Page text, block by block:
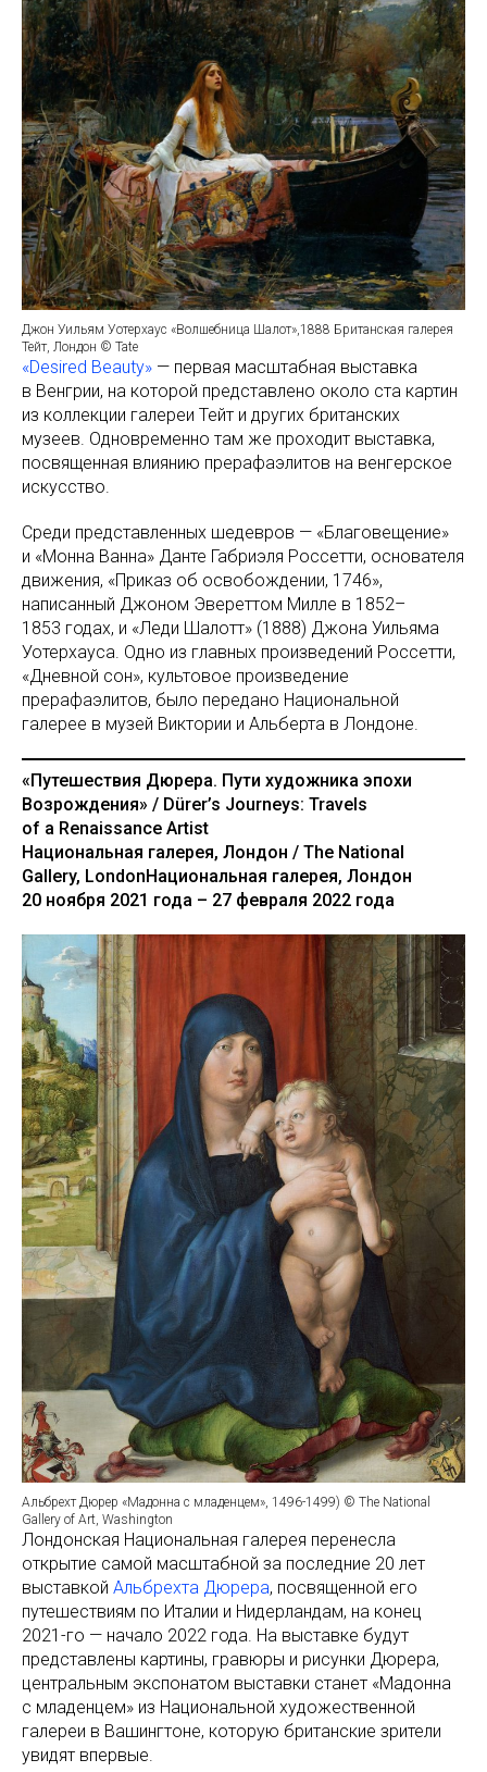
Джон Уильям Уотерхаус «Волшебница Шалот»,1888 Британская галерея
Тейт, Лондон © Tate
«Desired Beauty» — первая масштабная выставка
в Венгрии, на которой представлено около ста картин
из коллекции галереи Тейт и других британских
музеев. Одновременно там же проходит выставка,
посвященная влиянию прерафаэлитов на венгерское
искусство.
Среди представленных шедевров — «Благовещение»
и «Монна Ванна» Данте Габриэля Россетти, основателя
движения, «Приказ об освобождении, 1746»,
написанный Джоном Эвереттом Милле в 1852–
1853 годах, и «Леди Шалотт» (1888) Джона Уильяма
Уотерхауса. Одно из главных произведений Россетти,
«Дневной сон», культовое произведение
прерафаэлитов, было передано Национальной
галерее в музей Виктории и Альберта в Лондоне.
«Путешествия Дюрера. Пути художника эпохи
Возрождения» / Dürer’s Journeys: Travels
of a Renaissance Artist
Национальная галерея, Лондон / The National
Gallery, LondonНациональная галерея, Лондон
20 ноября 2021 года – 27 февраля 2022 года
Альбрехт Дюрер «Мадонна с младенцем», 1496-1499) © The National
Gallery of Art, Washington
Лондонская Национальная галерея перенесла
открытие самой масштабной за последние 20 лет
выставкой Альбрехта Дюрера, посвященной его
путешествиям по Италии и Нидерландам, на конец
2021-го — начало 2022 года. На выставке будут
представлены картины, гравюры и рисунки Дюрера,
центральным экспонатом выставки станет «Мадонна
с младенцем» из Национальной художественной
галереи в Вашингтоне, которую британские зрители
увидят впервые.